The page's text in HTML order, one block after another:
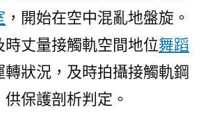
，開始在空中混亂地盤旋。
時丈量接觸軌空間地位舞蹈
轉狀況，及時拍攝接觸軌鋼
保護剖析判定。